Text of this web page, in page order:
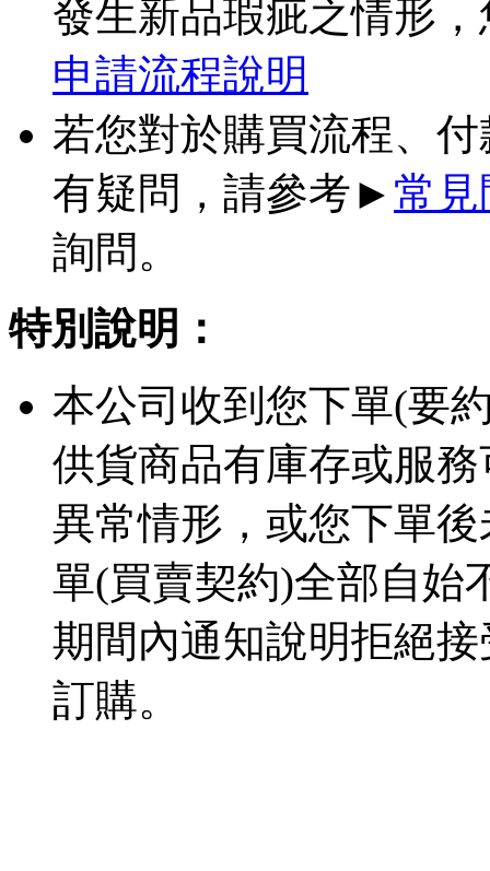
發生新品瑕疵之情形
申請流程說明
若您對於購買流程、
有疑問，請參考► 常
詢問。
特別說明：
本公司收到您下單(要
供貨商品有庫存或服
異常情形，或您下單
單(買賣契約)全部自始
期間內通知說明拒絕
訂購。